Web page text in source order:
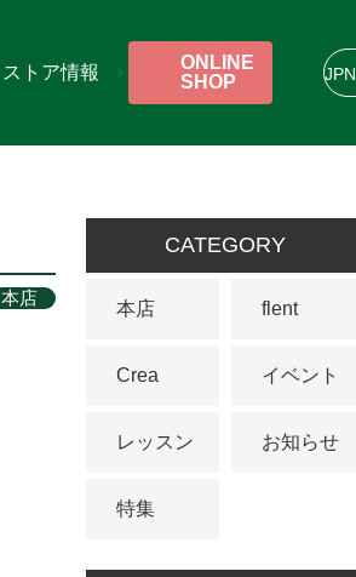
JPN
ストア情報
ONLINE
SHOP
本店
CATEGORY
本店 flent
Crea イベント
レッスン お知らせ
特集